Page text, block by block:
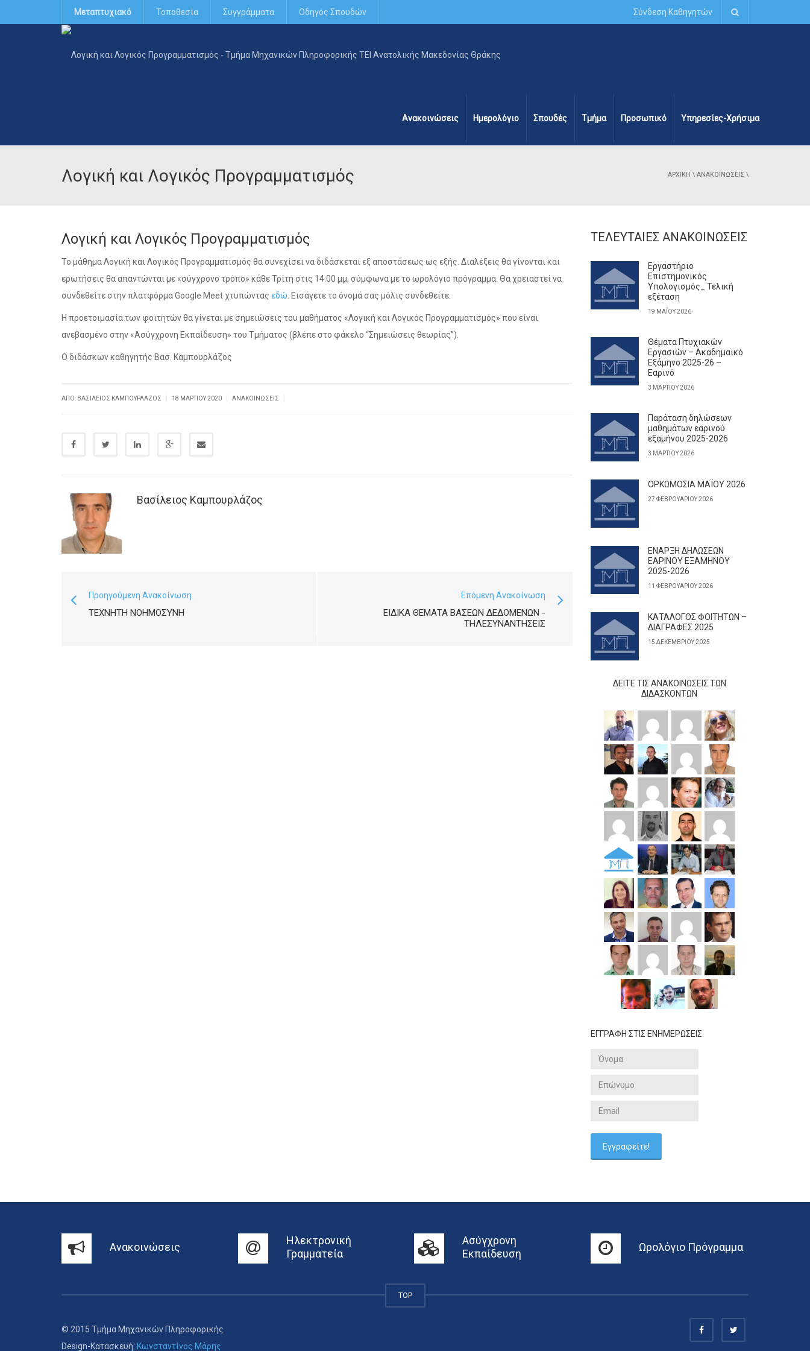
Μεταπτυχιακό Τοποθεσία Συγγράμματα Οδηγός Σπουδών Σύνδεση Καθηγητών
Ανακοινώσεις Ημερολόγιο Σπουδές Τμήμα Προσωπικό Υπηρεσίες-Χρήσιμα
Λογική και Λογικός Προγραμματισμός ΑΡΧΙΚΉ \ ΑΝΑΚΟΙΝΏΣΕΙΣ \
Λογική και Λογικός Προγραμματισμός
Το μάθημα Λογική και Λογικός Προγραμματισμός θα συνεχίσει να διδάσκεται εξ αποστάσεως ως εξής. Διαλέξεις θα γίνονται και
ερωτήσεις θα απαντώνται με «σύγχρονο τρόπο» κάθε Τρίτη στις 14:00 μμ, σύμφωνα με το ωρολόγιο πρόγραμμα. Θα χρειαστεί να
συνδεθείτε στην πλατφόρμα Google Meet χτυπώντας εδώ. Εισάγετε το όνομά σας μόλις συνδεθείτε.
Η προετοιμασία των φοιτητών θα γίνεται με σημειώσεις του μαθήματος «Λογική και Λογικός Προγραμματισμός» που είναι
ανεβασμένο στην «Ασύγχρονη Εκπαίδευση» του Τμήματος (βλέπε στο φάκελο “Σημειώσεις θεωρίας”).
Ο διδάσκων καθηγητής Βασ. Καμπουρλάζος
ΑΠΌ: ΒΑΣΊΛΕΙΟΣ ΚΑΜΠΟΥΡΛΆΖΟΣ 18 ΜΑΡΤΊΟΥ 2020 ΑΝΑΚΟΙΝΏΣΕΙΣ
Βασίλειος Καμπουρλάζος
Προηγούμενη Ανακοίνωση
ΤΕΧΝΗΤΉ ΝΟΗΜΟΣΎΝΗ
Επόμενη Ανακοίνωση
ΕΙΔΙΚΆ ΘΈΜΑΤΑ ΒΆΣΕΩΝ ΔΕΔΟΜΈΝΩΝ -
ΤΗΛΕΣΥΝΑΝΤΉΣΕΙΣ
ΤΕΛΕΥΤΑΊΕΣ ΑΝΑΚΟΙΝΏΣΕΙΣ
Εργαστήριο
Επιστημονικός
Υπολογισμός_ Τελική
εξέταση
19 ΜΑΪ́ΟΥ 2026
Θέματα Πτυχιακών
Εργασιών – Ακαδημαϊκό
Εξάμηνο 2025-26 –
Εαρινό
3 ΜΑΡΤΊΟΥ 2026
Παράταση δηλώσεων
μαθημάτων εαρινού
εξαμήνου 2025-2026
3 ΜΑΡΤΊΟΥ 2026
ΟΡΚΩΜΟΣΙΑ ΜΑΪΟΥ 2026
27 ΦΕΒΡΟΥΑΡΊΟΥ 2026
ΕΝΑΡΞΗ ΔΗΛΩΣΕΩΝ
ΕΑΡΙΝΟΥ ΕΞΑΜΗΝΟΥ
2025-2026
11 ΦΕΒΡΟΥΑΡΊΟΥ 2026
ΚΑΤΑΛΟΓΟΣ ΦΟΙΤΗΤΩΝ –
ΔΙΑΓΡΑΦΕΣ 2025
15 ΔΕΚΕΜΒΡΊΟΥ 2025
ΔΕΊΤΕ ΤΙΣ ΑΝΑΚΟΙΝΏΣΕΙΣ ΤΩΝ
ΔΙΔΆΣΚΟΝΤΩΝ
ΕΓΓΡΑΦΗ ΣΤΙΣ ΕΝΗΜΕΡΩΣΕΙΣ.
Ανακοινώσεις
Ηλεκτρονική
Γραμματεία
Ασύγχρονη
Εκπαίδευση
Ωρολόγιο Πρόγραμμα
TOP
© 2015 Τμήμα Μηχανικών Πληροφορικής
Design-Κατασκευή: Κωνσταντίνος Μάρης